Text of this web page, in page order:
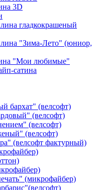
3D
гладкокрашеный
"Зима-Лето" (юниор,
"Мои любимые"
сатина
бархат" (велсофт)
(велсофт)
(велсофт)
(велсофт)
(велсофт фактурный)
(микрофайбер)